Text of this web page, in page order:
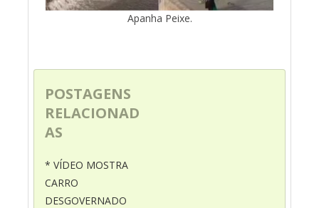
Apanha Peixe.
POSTAGENS
RELACIONAD
AS
* VÍDEO MOSTRA
CARRO
DESGOVERNADO